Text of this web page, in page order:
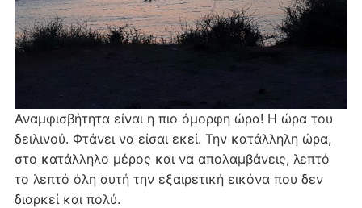
Αναμφισβήτητα είναι η πιο όμορφη ώρα! Η ώρα του
δειλινού. Φτάνει να είσαι εκεί. Την κατάλληλη ώρα,
στο κατάλληλο μέρος και να απολαμβάνεις, λεπτό
το λεπτό όλη αυτή την εξαιρετική εικόνα που δεν
διαρκεί και πολύ.